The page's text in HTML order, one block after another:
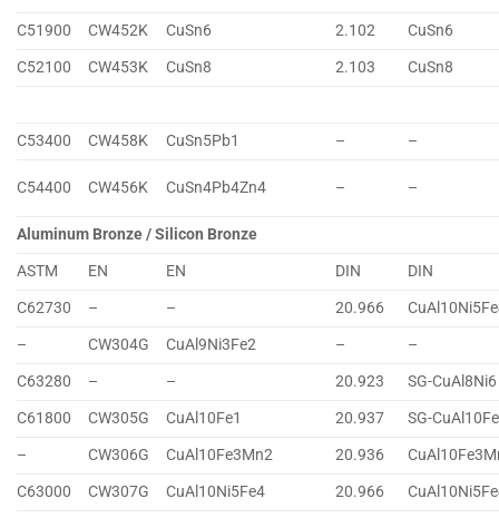
C51900
CW452K CuSn6 2.102
CuSn6
C52100
CW453K CuSn8 2.103 CuSn8
C53400 CW458K CuSn5Pb1 – –
C54400 CW456K CuSn4Pb4Zn4 – –
Aluminum Bronze / Silicon Bronze
ASTM
EN EN DIN
DIN
C62730
– – 20.966
–
CW304G CuAl9Ni3Fe2 –
–
C63280
– – 20.923
SG-CuAl8Ni6
C61800
CW305G CuAl10Fe1 20.937
SG-CuAl10Fe
–
CW306G CuAl10Fe3Mn2 20.936
C63000
CW307G CuAl10Ni5Fe4 20.966